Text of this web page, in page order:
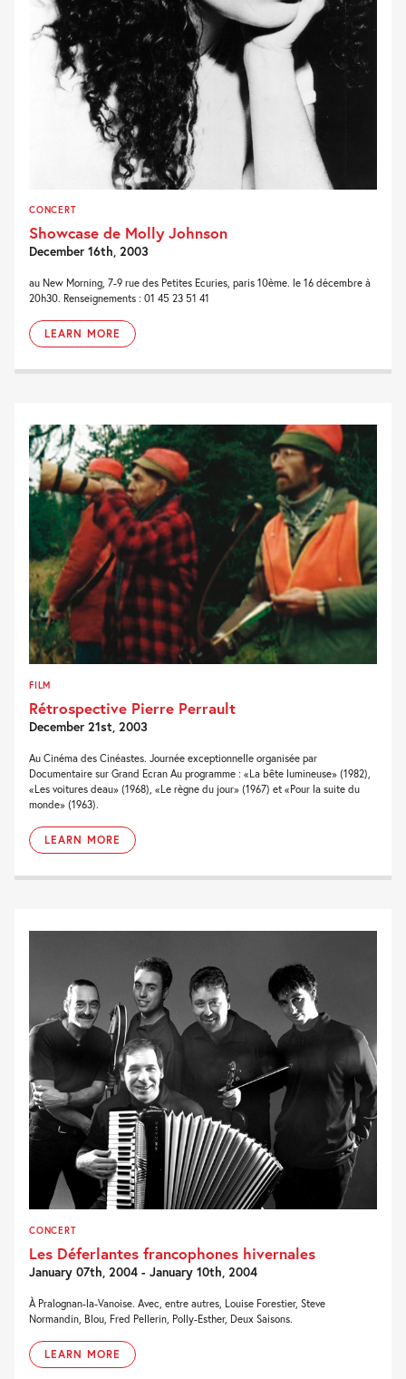
CONCERT
Showcase de Molly Johnson
December 16th, 2003
au New Morning, 7-9 rue des Petites Ecuries, paris 10ème. le 16 décembre à
20h30. Renseignements : 01 45 23 51 41
LEARN MORE
FILM
Rétrospective Pierre Perrault
December 21st, 2003
Au Cinéma des Cinéastes. Journée exceptionnelle organisée par
Documentaire sur Grand Ecran Au programme : «La bête lumineuse» (1982),
«Les voitures deau» (1968), «Le règne du jour» (1967) et «Pour la suite du
monde» (1963).
LEARN MORE
CONCERT
Les Déferlantes francophones hivernales
January 07th, 2004 - January 10th, 2004
À Pralognan-la-Vanoise. Avec, entre autres, Louise Forestier, Steve
Normandin, Blou, Fred Pellerin, Polly-Esther, Deux Saisons.
LEARN MORE